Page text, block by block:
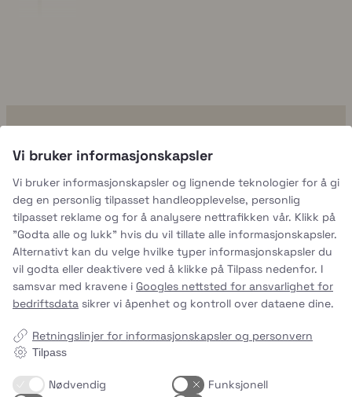
Smak. Bærekraft. Enkelhet.
Bruk det du har
Fremtidens mat starter her
uhmmami.mat
4. aug.
Vi bruker informasjonskapsler
Vi bruker informasjonskapsler og lignende teknologier for å gi
deg en personlig tilpasset handleopplevelse, personlig
tilpasset reklame og for å analysere nettrafikken vår. Klikk på
"Godta alle og lukk" hvis du vil tillate alle informasjonskapsler.
Alternativt kan du velge hvilke typer informasjonskapsler du
vil godta eller deaktivere ved å klikke på Tilpass nedenfor. I
samsvar med kravene i Googles nettsted for ansvarlighet for
bedriftsdata sikrer vi åpenhet og kontroll over dataene dine.
Retningslinjer for informasjonskapsler og personvern
Tilpass
Nødvendig
Funksjonell